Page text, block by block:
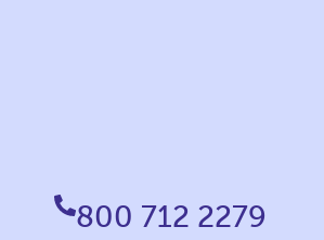
800 712 2279